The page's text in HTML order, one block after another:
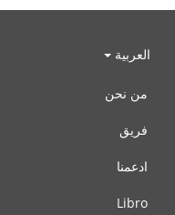
العربية
من نحن
فريق
ادعمنا
Libro